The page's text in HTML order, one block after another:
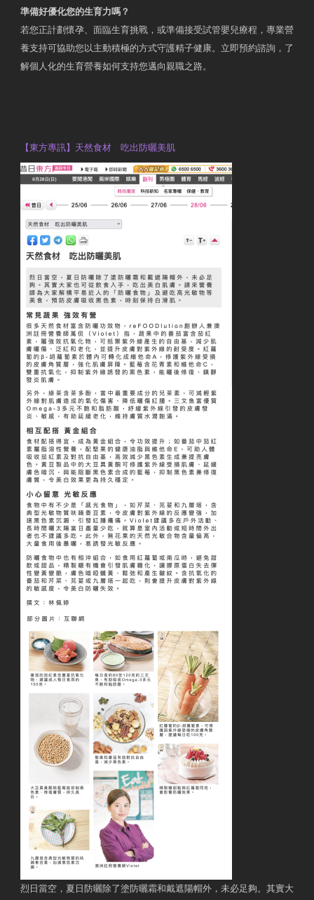
準備好優化您的生育力嗎？
若您正計劃懷孕、面臨生育挑戰，或準備接受試管嬰兒療程，專業營
養支持可協助您以主動積極的方式守護精子健康。立即預約諮詢，了
解個人化的生育營養如何支持您邁向親職之路。
【東方專訊】天然食材 吃出防曬美肌
烈日當空，夏日防曬除了塗防曬霜和戴遮陽帽外，未必足夠。其實大